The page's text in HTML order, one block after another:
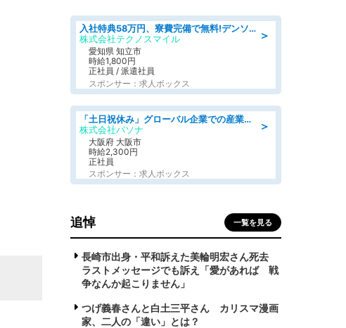
＞
入社特典58万円、寮費完備で無料!デンソーで働こう!自動車工場で小型部品の検査業務 denso aichi
株式会社テクノスマイル
愛知県 知立市
時給1,800円
正社員 / 派遣社員
スポンサー：求人ボックス
＞
「土日祝休み」グローバル企業での産業保健のお仕事/保健師/高時給/残業なし/服装自由/要資格:保健師
株式会社パソナ
大阪府 大阪市
時給2,300円
正社員
スポンサー：求人ボックス
追悼 一覧を見る
長崎市出身・平和訴えた美輪明宏さん死去
ラストメッセージでも訴え「愛があれば 戦
争なんか起こりません」
つげ義春さんと白土三平さん カリスマ漫画
家、二人の「違い」とは？